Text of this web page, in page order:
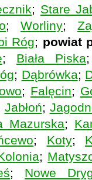
; Stare
;Worliny;
Róg; powiat
; Biała Piska
; Dąbrówka;
; Falęcin;
Jabłoń;
Mazurska;
; Koty;
;
; Nowe